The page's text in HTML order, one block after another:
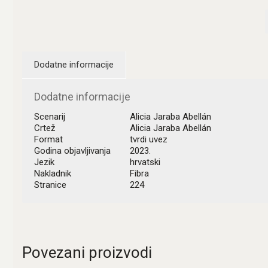
Dodatne informacije
Dodatne informacije
Scenarij
Alicia Jaraba Abellán
Crtež
Alicia Jaraba Abellán
Format
tvrdi uvez
Godina objavljivanja
2023.
Jezik
hrvatski
Nakladnik
Fibra
Stranice
224
Povezani proizvodi